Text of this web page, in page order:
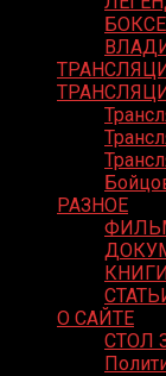
РАЗНОЕ
О САЙТЕ
СТОЛ